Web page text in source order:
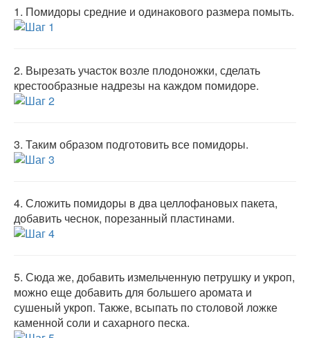
1. Помидоры средние и одинакового размера помыть.
2. Вырезать участок возле плодоножки, сделать
крестообразные надрезы на каждом помидоре.
3. Таким образом подготовить все помидоры.
4. Сложить помидоры в два целлофановых пакета,
добавить чеснок, порезанный пластинами.
5. Сюда же, добавить измельченную петрушку и укроп,
можно еще добавить для большего аромата и
сушеный укроп. Также, всыпать по столовой ложке
каменной соли и сахарного песка.